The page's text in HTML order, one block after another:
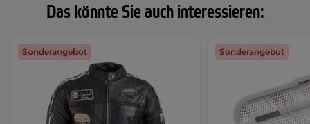
Das könnte Sie auch interessieren:
Sonderangebot Sonderangebot